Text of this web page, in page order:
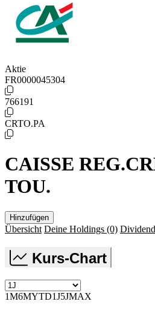
Aktie
FR0000045304
766191
CRTO.PA
CAISSE
TOU.
Hinzufügen
Übersicht Deine Holdings (0)
Kurs-Chart
1M6MYTD1J5JMAX